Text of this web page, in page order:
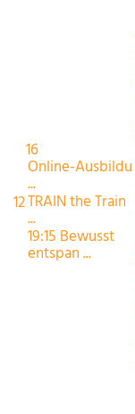
12
16
Online-Ausbildu
...
TRAIN the Train
...
19:15 Bewusst
entspan ...